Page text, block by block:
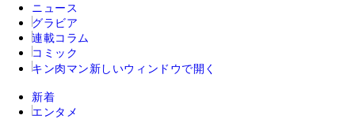
ニュース
グラビア
連載コラム
コミック
キン肉マン 新しいウィンドウで開く
新着
エンタメ